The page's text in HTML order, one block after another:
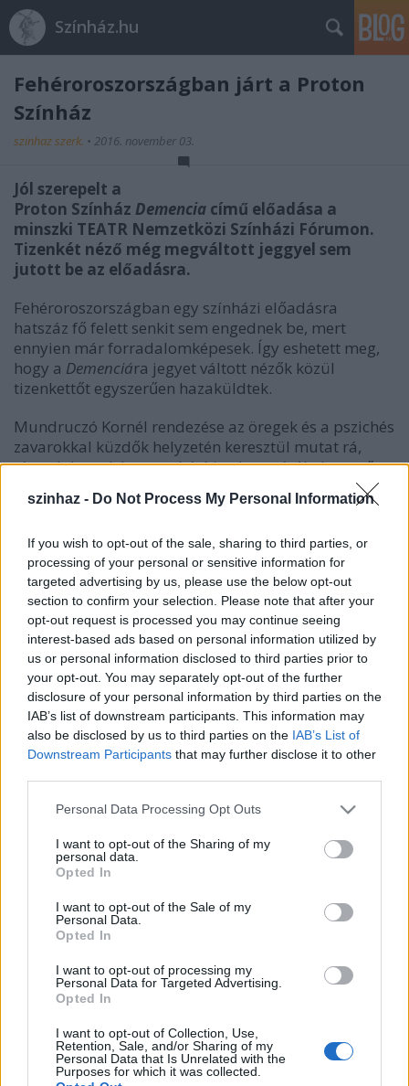
szinhaz - Do Not Process My Personal Information
If you wish to opt-out of the sale, sharing to third parties, or
processing of your personal or sensitive information for
targeted advertising by us, please use the below opt-out
section to confirm your selection. Please note that after your
opt-out request is processed you may continue seeing
interest-based ads based on personal information utilized by
us or personal information disclosed to third parties prior to
your opt-out. You may separately opt-out of the further
disclosure of your personal information by third parties on the
IAB’s list of downstream participants. This information may
also be disclosed by us to third parties on the IAB’s List of
Downstream Participants that may further disclose it to other
Please note that this website/app uses one or more Google
not limited to your visit or usage behaviour. You may click to
grant or deny consent to Google and its third-party tags to
use your data for below specified purposes in below Google
consent section.
Personal Data Processing Opt Outs
I want to opt-out of the Sharing of my
personal data.
Opted In
I want to opt-out of the Sale of my
Personal Data.
Opted In
I want to opt-out of processing my
Personal Data for Targeted Advertising.
Opted In
I want to opt-out of Collection, Use,
Retention, Sale, and/or Sharing of my
Personal Data that Is Unrelated with the
Purposes for which it was collected.
Színház.hu
Fehéroroszországban járt a Proton
Színház
szinhaz szerk. • 2016. november 03.
Jól szerepelt a
Proton Színház Demencia című előadása a
minszki TEATR Nemzetközi Színházi Fórumon.
Tizenkét néző még megváltott jeggyel sem
jutott be az előadásra.
Fehéroroszországban egy színházi előadásra
hatszáz fő felett senkit sem engednek be, mert
ennyien már forradalomképesek. Így eshetett meg,
hogy a Demenciára jegyet váltott nézők közül
tizenkettőt egyszerűen hazaküldtek.
Mundruczó Kornél rendezése az öregek és a pszichés
zavarokkal küzdők helyzetén keresztül mutat rá,
társadalmunk hogyan hárítja el magától alapvető
Nagy Ervin aDemenciá ban
Demenciahatározottan jó kritikai visszhangot
kapott. Volt, aki az “igazi európai színházat
” látta
benne, mások az előadás kiszámíthatatlanságát
méltatták: “Amint a közönség kezdené úgy érezni, hogy
érti, mi volt rendezői szándék, a felállás ismét
megváltozik. Képtelenség előre kiszámítani, mi jöhet
(Irina Goroshko).De olyan recenzens is volt, aki
az egész fesztivál csúcspontjának találta az előadást:
A fejemben azzal a gondolattal értem haza, hogy az
egész TEART csak kínos előjáték volt. A
Demencia
felvezetése(Anna Jefremenko).
a Vígszínházban lesz látható, ahová az előadás egy
év után tér vissza.